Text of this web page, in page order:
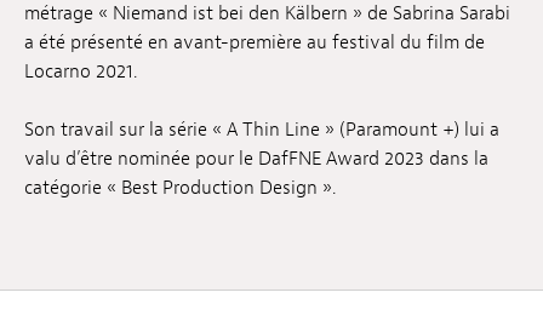
Soumissions
Archives
Publications
métrage « Niemand ist bei den Kälbern » de Sabrina Sarabi
a été présenté en avant-première au festival du film de
Locarno 2021.
Son travail sur la série « A Thin Line » (Paramount +) lui a
valu d’être nominée pour le DafFNE Award 2023 dans la
catégorie « Best Production Design ».